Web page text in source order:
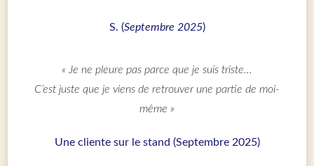
S. (Septembre 2025)
« Je ne pleure pas parce que je suis triste…
C’est juste que je viens de retrouver une partie de moi-
même »
Une cliente sur le stand (Septembre 2025)